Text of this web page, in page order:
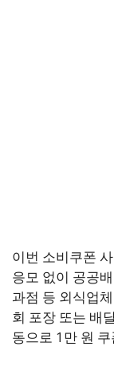
이번 소비쿠폰
응모 없이 공공
과점 등 외식업
회 포장 또는 배
동으로 1만 원